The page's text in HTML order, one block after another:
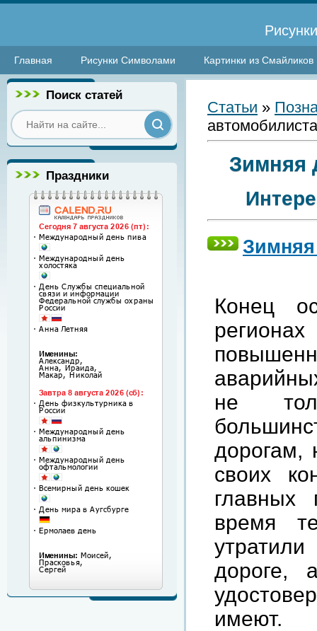
Главная Рисунки Символами Картинки из Смайликов
Поиск статей
Праздники
Статьи »
Зимняя
Конец
не
дорогам,
своих
главных
время
дороге,
имеют.